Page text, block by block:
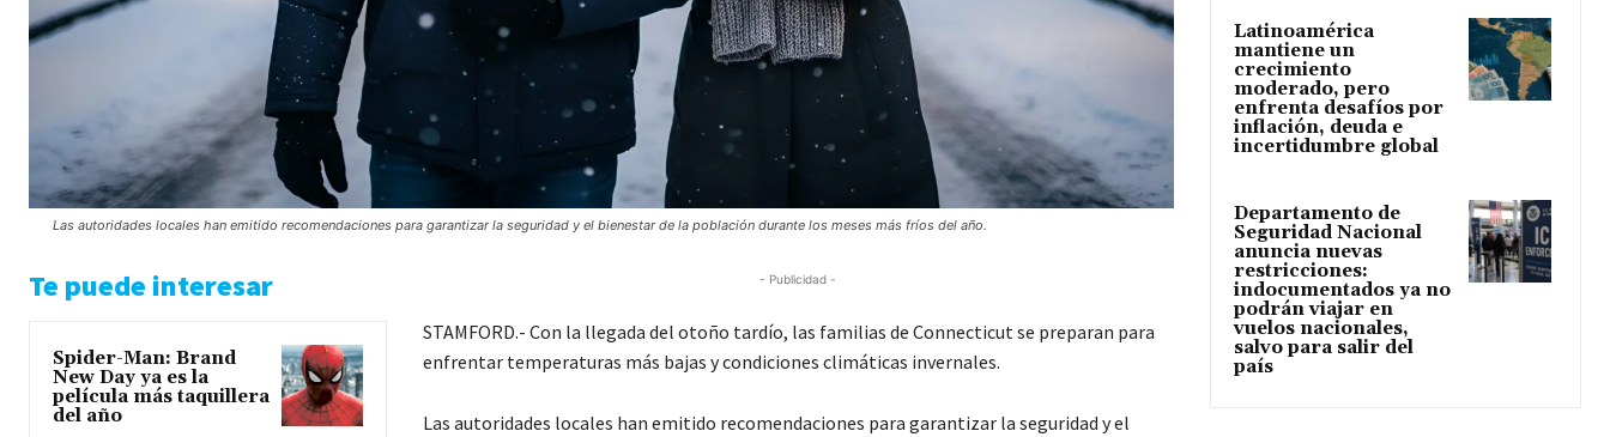
Las autoridades locales han emitido recomendaciones para garantizar la seguridad y el bienestar de la población durante los meses más fríos del año.
Te puede interesar
Spider-Man: Brand
New Day ya es la
película más taquillera
del año
- Publicidad -
STAMFORD.- Con la llegada del otoño tardío, las familias de Connecticut se preparan para
enfrentar temperaturas más bajas y condiciones climáticas invernales.
Las autoridades locales han emitido recomendaciones para garantizar la seguridad y el
Latinoamérica
mantiene un
crecimiento
moderado, pero
enfrenta desafíos por
inflación, deuda e
incertidumbre global
Departamento de
Seguridad Nacional
anuncia nuevas
restricciones:
indocumentados ya no
podrán viajar en
vuelos nacionales,
salvo para salir del
país